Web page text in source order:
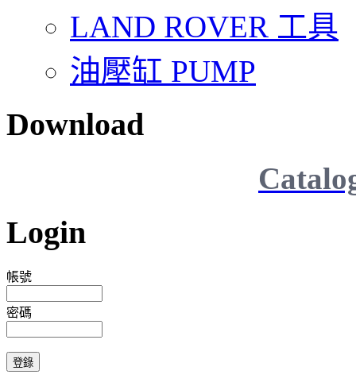
LAND ROVER 工具
油壓缸 PUMP
Download
Login
帳號
密碼